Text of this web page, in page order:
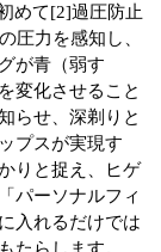
めて[2]過圧防止
圧力を感知し、
が青（弱す
変化させること
らせ、深剃りと
プスが実現す
りと捉え、ヒゲ
パーソナルフィ
入れるだけでは
たらします。